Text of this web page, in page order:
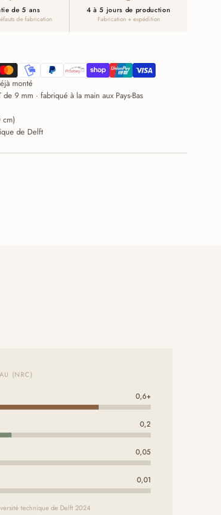
de 5 ans
de fabrication
4 à 5 jours de production
Fabrication + expédition
monté
9 mm · fabriqué à la main aux Pays-Bas
de Delft
(NRC)
0,6+
0,2
0,05
0,01
technique de Delft 2024